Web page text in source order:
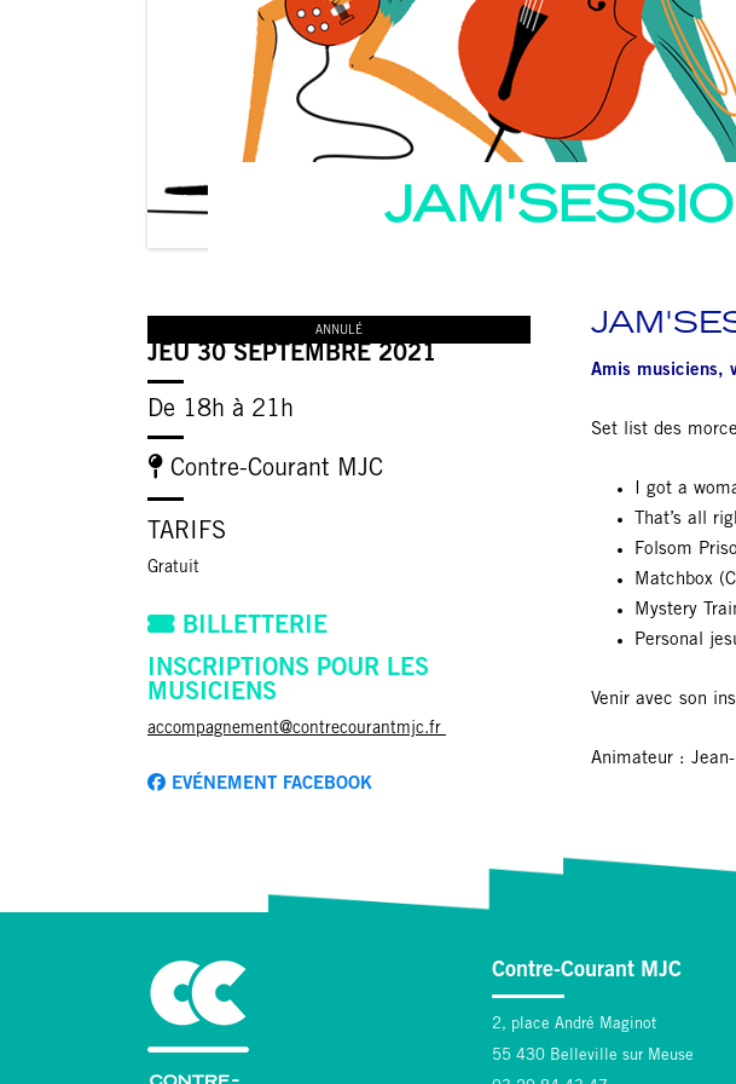
ANNULÉ
JEU 30 SEPTEMBRE 2021
De 18h à 21h
Contre-Courant MJC
TARIFS
Gratuit
BILLETTERIE
INSCRIPTIONS POUR LES
MUSICIENS
accompagnement@contrecourantmjc.fr
EVÉNEMENT FACEBOOK
Amis musiciens,
Set list des
I got a
That’s all
Folsom
Matchbox
Mystery
Personal
Venir avec son
Animateur :
Contre-Courant MJC
2, place André Maginot
55 430 Belleville sur Meuse